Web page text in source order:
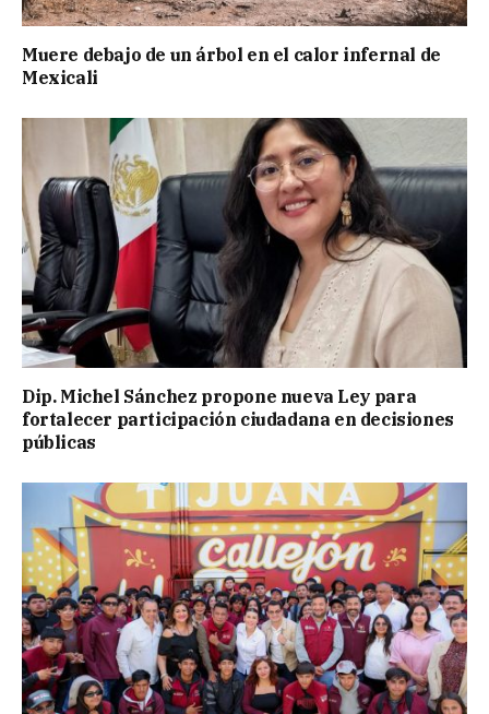
Muere debajo de un árbol en el calor infernal de
Mexicali
Dip. Michel Sánchez propone nueva Ley para
fortalecer participación ciudadana en decisiones
públicas